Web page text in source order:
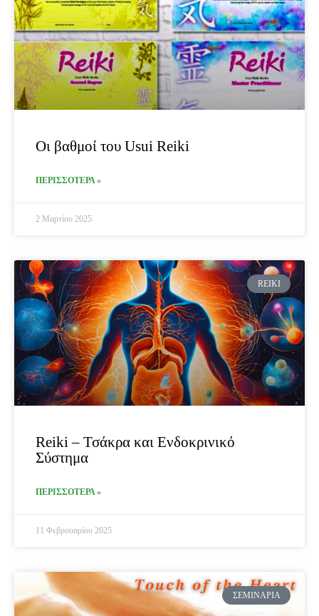
Οι βαθμοί του Usui Reiki
ΠΕΡΙΣΣΟΤΕΡΑ »
2 Μαρτίου 2025
REIKI
Reiki – Τσάκρα και Ενδοκρινικό
Σύστημα
ΠΕΡΙΣΣΟΤΕΡΑ »
11 Φεβρουαρίου 2025
ΣΕΜΙΝΆΡΙΑ